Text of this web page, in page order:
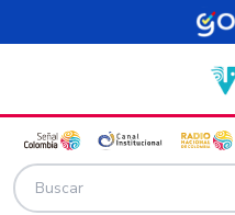
Pasar al contenido principal